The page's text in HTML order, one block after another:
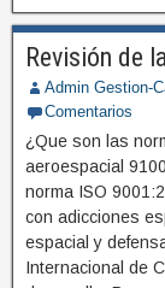
Revisión de
Admin Gestion-
Comentarios
¿Que son las
aeroespacial
norma ISO
con adicciones
espacial y
Internacional de